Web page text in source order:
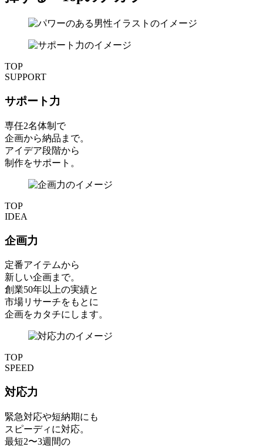
TOP
SUPPORT
サポート力
専任2名体制で
企画から納品まで。
アイデア段階から
制作をサポート。
TOP
IDEA
企画力
定番アイテムから
新しい企画まで。
創業50年以上の実績と
市場リサーチをもとに
企画をカタチにします。
TOP
SPEED
対応力
緊急対応や短納期にも
スピーディに対応。
最短2〜3週間の